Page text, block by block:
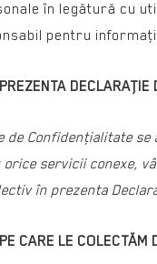
în legătură cu
pentru
DECLARAŢIE
de Confidenţialitate
servicii conexe,
în prezenta
CARE LE COLECTĂM